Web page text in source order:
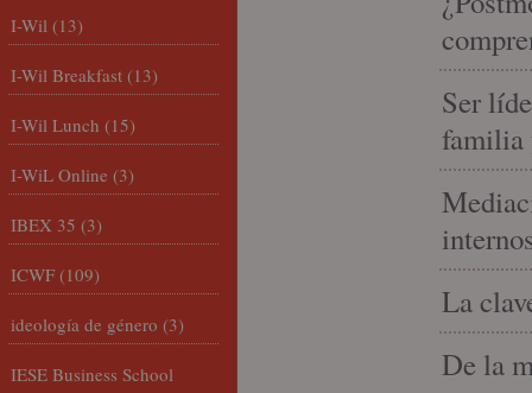
Ser
familia
La
De la
I-Wil (13)
I-Wil Breakfast (13)
I-Wil Lunch (15)
I-WiL Online (3)
IBEX 35 (3)
ICWF (109)
ideología de género (3)
IESE Business School